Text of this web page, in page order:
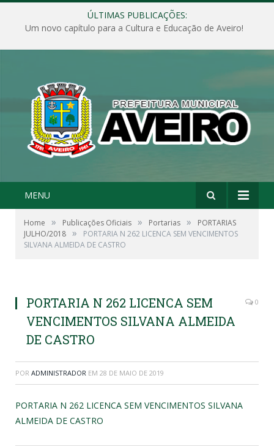
ÚLTIMAS PUBLICAÇÕES:
Um novo capítulo para a Cultura e Educação de Aveiro!
MENU
Home » Publicações Oficiais » Portarias »
PORTARIAS
JULHO/2018 »
PORTARIA N 262 LICENCA SEM VENCIMENTOS
SILVANA ALMEIDA DE CASTRO
PORTARIA N 262 LICENCA SEM
VENCIMENTOS SILVANA ALMEIDA
DE CASTRO
0
POR ADMINISTRADOR EM 28 DE MAIO DE 2019
PORTARIA N 262 LICENCA SEM VENCIMENTOS SILVANA
ALMEIDA DE CASTRO